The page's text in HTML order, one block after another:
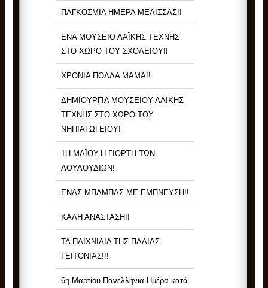
ΠΑΓΚΟΣΜΙΑ ΗΜΕΡΑ ΜΕΛΙΣΣΑΣ!!
ΕΝΑ ΜΟΥΣΕΙΟ ΛΑΪΚΗΣ ΤΕΧΝΗΣ
ΣΤΟ ΧΩΡΟ ΤΟΥ ΣΧΟΛΕΙΟΥ!!
ΧΡΟΝΙΑ ΠΟΛΛΑ ΜΑΜΑ!!
ΔΗΜΙΟΥΡΓΙΑ ΜΟΥΣΕΙΟΥ ΛΑΪΚΗΣ
ΤΕΧΝΗΣ ΣΤΟ ΧΩΡΟ ΤΟΥ
ΝΗΠΙΑΓΩΓΕΙΟΥ!
1Η ΜΑΪΟΥ-Η ΓΙΟΡΤΗ ΤΩΝ
ΛΟΥΛΟΥΔΙΩΝ!
ΕΝΑΣ ΜΠΑΜΠΑΣ ΜΕ ΕΜΠΝΕΥΣΗ!!
ΚΑΛΗ ΑΝΑΣΤΑΣΗ!!
ΤΑ ΠΑΙΧΝΙΔΙΑ ΤΗΣ ΠΑΛΙΑΣ
ΓΕΙΤΟΝΙΑΣ!!!
6η Μαρτίου Πανελλήνια Ημέρα κατά